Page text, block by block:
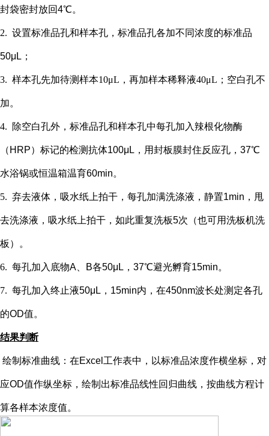
封袋密封放回4℃。
2. 设置标准品孔和样本孔 ，标准品孔各加不同浓度的标准品
50μL；
3. 样本孔先加待测样本10μL，再加样本稀释液40μL； 空白孔不
加。
4. 除空白孔外， 标准品孔和样本孔中每孔加入辣根化物酶
（ HRP）标记的检测抗体100μL，用封板膜封住反应孔，37℃
水浴锅或恒温箱温育60min。
5. 弃去液体，吸水纸上拍干，每孔加满洗涤液，静置1min，甩
去洗涤液，吸水纸上拍干，如此重复洗板5次（也可用洗板机洗
板）。
6. 每孔加入底物A、B各50μL，37℃避光孵育15min。
7. 每孔加入终止液50μL，15min内，在450nm波长处测定各孔
的OD值。
结果判断
绘制标准曲线：在Excel工作表中，以标准品浓度作横坐标，对
应OD值作纵坐标，绘制出标准品线性回归曲线，按曲线方程计
算各样本浓度值。